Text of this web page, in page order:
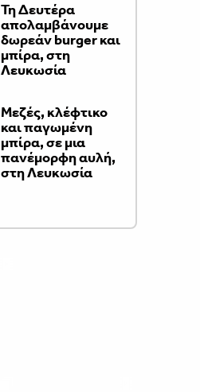
Τη Δευτέρα
απολαμβάνουμε
δωρεάν burger και
μπίρα, στη
Λευκωσία
Μεζές, κλέφτικο
και παγωμένη
μπίρα, σε μια
πανέμορφη αυλή,
στη Λευκωσία